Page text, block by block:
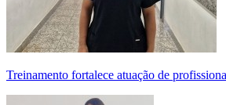
Treinamento fortalece atuação de